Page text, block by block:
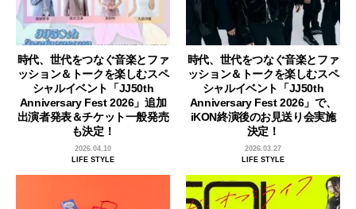
時代、世代をつなぐ音楽とファ
ッション＆トークを楽しむスペ
シャルイベント「JJ50th
Anniversary Fest 2026」追加
出演者発表＆チケット一般発売
も決定！
2026.04.10
LIFE STYLE
時代、世代をつなぐ音楽とファ
ッション＆トークを楽しむスペ
シャルイベント「JJ50th
Anniversary Fest 2026」で、
iKON終演後のお見送り会実施
決定！
2026.03.27
LIFE STYLE